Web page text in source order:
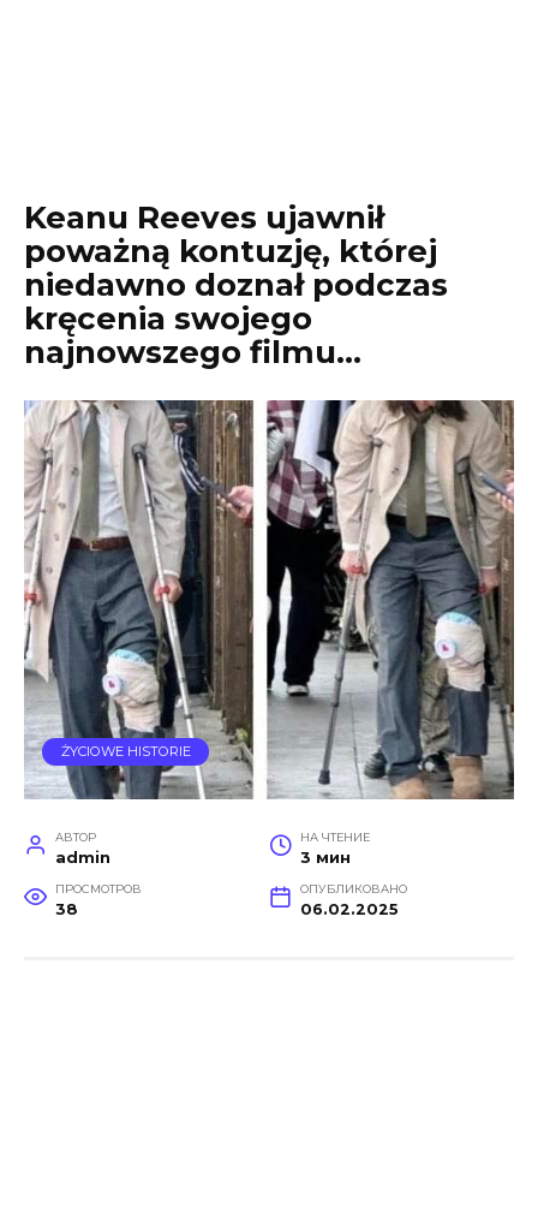
Keanu Reeves ujawnił
poważną kontuzję, której
niedawno doznał podczas
kręcenia swojego
najnowszego filmu…
ŻYCIOWE HISTORIE
АВТОР
admin
НА ЧТЕНИЕ
3 мин
ПРОСМОТРОВ
38
ОПУБЛИКОВАНО
06.02.2025